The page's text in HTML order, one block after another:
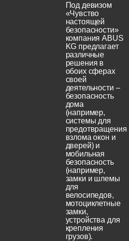
Под девизом
«Чувство
настоящей
безопасности»
компания ABUS
KG предлагает
различные
решения в
обоих сферах
своей
деятельности –
безопасность
дома
(например,
системы для
предотвращения
взлома окон и
дверей) и
мобильная
безопасность
(например,
замки и шлемы
для
велосипедов,
мотоциклетные
замки,
устройства для
крепления
грузов).